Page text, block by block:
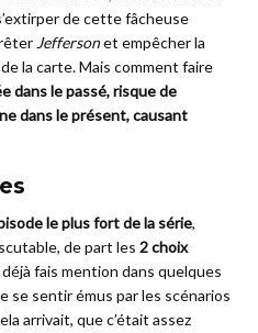
de cette fâcheuse
Jeffersonet empêcher la
la carte. Mais comment faire
dans le passé, risque de
dans le présent, causant
le plus fort de la série,
de part les 2 choix
déjà fais mention dans quelques
se sentir émus par les scénarios
arrivait, que c’était assez